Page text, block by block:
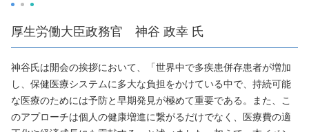
厚生労働大臣政務官 神谷 政幸 氏
神谷氏は開会の挨拶において、「世界中で多疾患併存患者が増加
し、保健医療システムに多大な負担をかけている中で、持続可能
な医療のためには予防と早期発見が極めて重要である。また、こ
のアプローチは個人の健康増進に繋がるだけでなく、医療費の適